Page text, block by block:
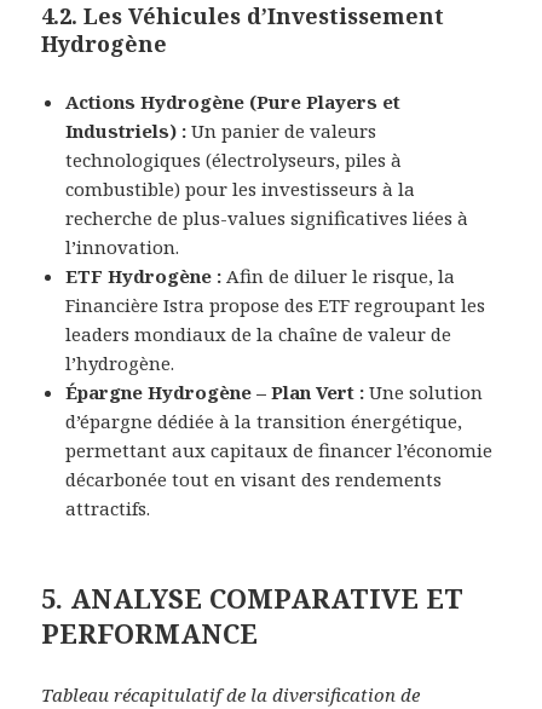
4.2. Les Véhicules d’Investissement
Hydrogène
Actions Hydrogène (Pure Players et
Industriels) : Un panier de valeurs
technologiques (électrolyseurs, piles à
combustible) pour les investisseurs à la
recherche de plus-values significatives liées à
l’innovation.
ETF Hydrogène : Afin de diluer le risque, la
Financière Istra propose des ETF regroupant les
leaders mondiaux de la chaîne de valeur de
l’hydrogène.
Épargne Hydrogène – Plan Vert : Une solution
d’épargne dédiée à la transition énergétique,
permettant aux capitaux de financer l’économie
décarbonée tout en visant des rendements
attractifs.
5. ANALYSE COMPARATIVE ET
PERFORMANCE
Tableau récapitulatif de la diversification de